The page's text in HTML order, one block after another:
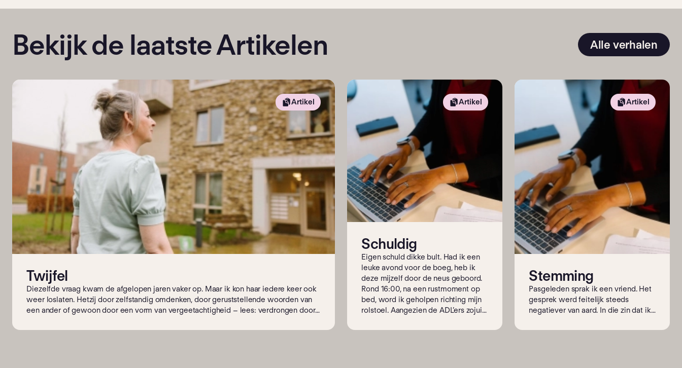
Bekijk de laatste Artikelen Alle verhalen
Artikel
Twijfel
Diezelfde vraag kwam de afgelopen jaren vaker op. Maar ik kon haar iedere keer ook
weer loslaten. Hetzij door zelfstandig omdenken, door geruststellende woorden van
een ander of gewoon door een vorm van vergeetachtigheid – lees: verdrongen door
vrijheid. Ondanks mijn beperkingen en het fysieke inleveren bleef ik mijn
Artikel
Schuldig
Eigen schuld dikke bult. Had ik een
leuke avond voor de boeg, heb ik
deze mijzelf door de neus geboord.
Rond 16:00, na een rustmoment op
bed, word ik geholpen richting mijn
rolstoel. Aangezien de ADL’ers zojuist
ochtend hebben gedaan. Die vraag
Artikel
Stemming
Pasgeleden sprak ik een vriend. Het
gesprek werd feitelijk steeds
negatiever van aard. In die zin dat ik
aan personeel in toenemende mate